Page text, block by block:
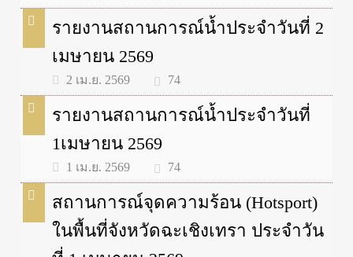
รายงานสถานการณ์น้ำประจำวันที่ 2
เมษายน 2569
2 เม.ย. 2569 74
รายงานสถานการณ์น้ำประจำวันที่
1เมษายน 2569
1 เม.ย. 2569 74
สถานการณ์จุดความร้อน (Hotsport)
ในพื้นที่จังหวัดฉะเชิงเทรา ประจำวัน